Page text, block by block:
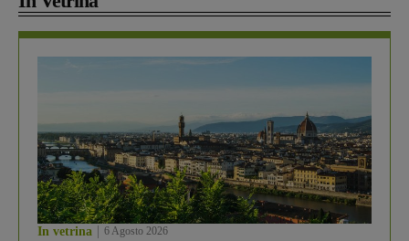
In vetrina 6 Agosto 2026